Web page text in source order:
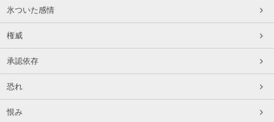
氷ついた感情
権威
承認依存
恐れ
恨み